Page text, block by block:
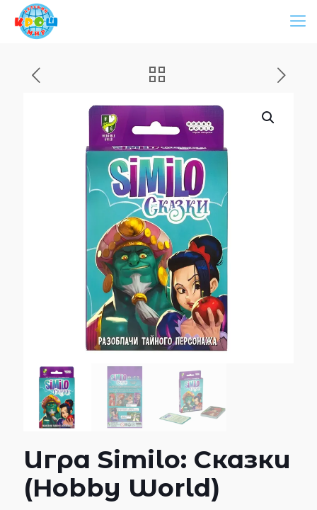
Игра Similo: Сказки
(Hobby World)